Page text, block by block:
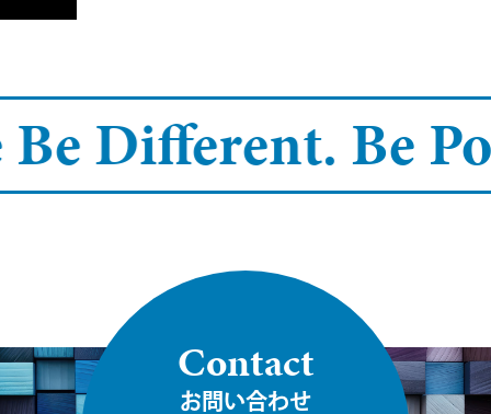
Different. Be
Contact
お問い合わせ